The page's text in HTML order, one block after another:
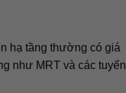
hạ tầng thường có giá
như MRT và các tuyến